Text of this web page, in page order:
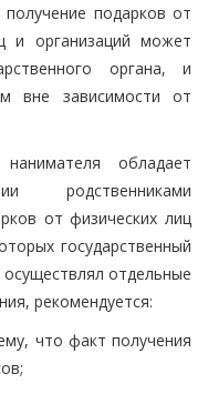
подарков от
и организаций может
органа, и
вне зависимости от
обладает
родственниками
от физических лиц
государственный
отдельные
рекомендуется:
что факт получения